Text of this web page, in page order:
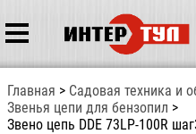
Главная
Садовая техника и
Звенья цепи для бензопил
Звено цепь DDE 73LP-100R